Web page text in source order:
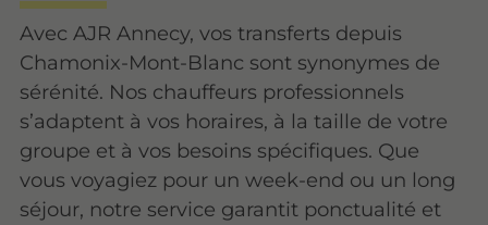
Avec AJR Annecy, vos transferts depuis
Chamonix-Mont-Blanc sont synonymes de
sérénité. Nos chauffeurs professionnels
s’adaptent à vos horaires, à la taille de votre
groupe et à vos besoins spécifiques. Que
vous voyagiez pour un week-end ou un long
séjour, notre service garantit ponctualité et